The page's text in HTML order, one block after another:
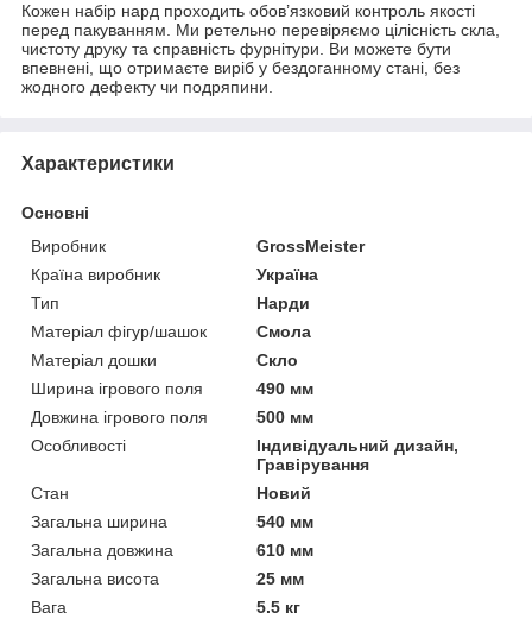
Кожен набір нард проходить обов’язковий контроль якості
перед пакуванням. Ми ретельно перевіряємо цілісність скла,
чистоту друку та справність фурнітури. Ви можете бути
впевнені, що отримаєте виріб у бездоганному стані, без
жодного дефекту чи подряпини.
Характеристики
Основні
Виробник
GrossMeister
Країна виробник
Україна
Тип
Нарди
Матеріал фігур/шашок
Смола
Матеріал дошки
Скло
Ширина ігрового поля
490 мм
Довжина ігрового поля
500 мм
Особливості
Індивідуальний дизайн,
Гравірування
Стан
Новий
Загальна ширина
540 мм
Загальна довжина
610 мм
Загальна висота
25 мм
Вага
5.5 кг